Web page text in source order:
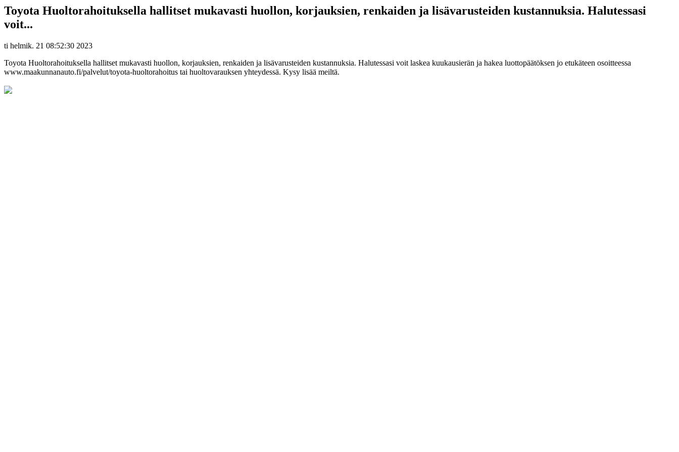
Toyota Huoltorahoituksella hallitset mukavasti huollon, korjauksien, renkaiden ja lisävarusteiden kustannuksia. Halutessasi
voit...
ti helmik. 21 08:52:30 2023
Toyota Huoltorahoituksella hallitset mukavasti huollon, korjauksien, renkaiden ja lisävarusteiden kustannuksia. Halutessasi voit laskea kuukausierän ja hakea luottopäätöksen jo etukäteen osoitteessa
www.maakunnanauto.fi/palvelut/toyota-huoltorahoitus tai huoltovarauksen yhteydessä. Kysy lisää meiltä.